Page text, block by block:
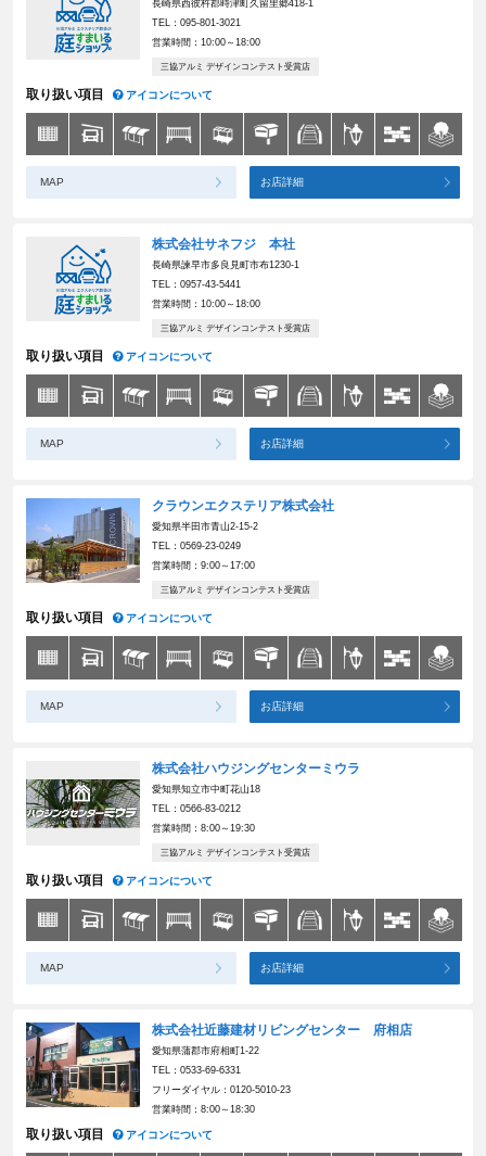
長崎県西彼杵郡時津町久留里郷418-1
TEL：095-801-3021
営業時間：10:00～18:00
三協アルミ デザインコンテスト受賞店
取り扱い項目 アイコンについて
MAP お店詳細
株式会社サネフジ 本社
長崎県諫早市多良見町市布1230-1
TEL：0957-43-5441
営業時間：10:00～18:00
三協アルミ デザインコンテスト受賞店
取り扱い項目 アイコンについて
MAP お店詳細
クラウンエクステリア株式会社
愛知県半田市青山2-15-2
TEL：0569-23-0249
営業時間：9:00～17:00
三協アルミ デザインコンテスト受賞店
取り扱い項目 アイコンについて
MAP お店詳細
株式会社ハウジングセンターミウラ
愛知県知立市中町花山18
TEL：0566-83-0212
営業時間：8:00～19:30
三協アルミ デザインコンテスト受賞店
取り扱い項目 アイコンについて
MAP お店詳細
株式会社近藤建材リビングセンター 府相店
愛知県蒲郡市府相町1-22
TEL：0533-69-6331
フリーダイヤル：0120-5010-23
営業時間：8:00～18:30
取り扱い項目 アイコンについて